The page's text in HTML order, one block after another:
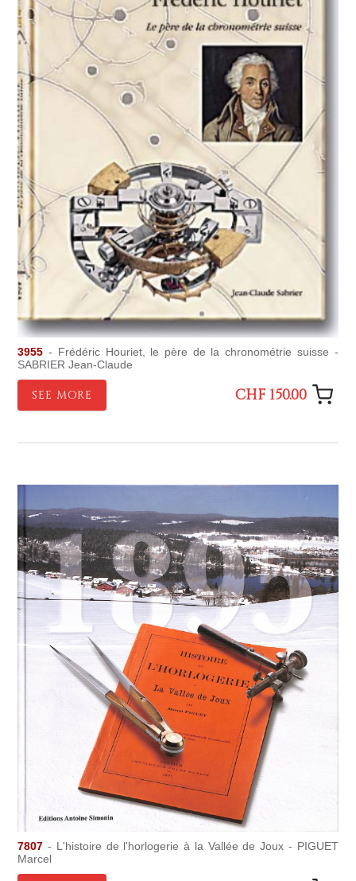
3955 - Frédéric Houriet, le père de la chronométrie suisse -
SABRIER Jean-Claude
SEE MORE CHF 150.00
7807 - L'histoire de l'horlogerie à la Vallée de Joux - PIGUET
Marcel